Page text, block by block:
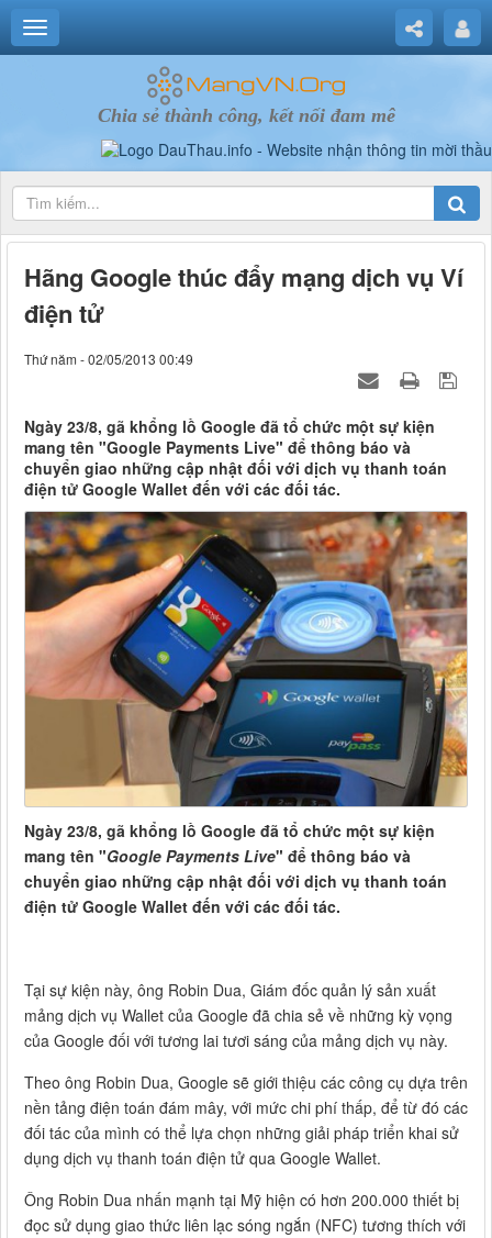
Chia sẻ thành công, kết nối đam mê
Hãng Google thúc đẩy mạng dịch vụ Ví
điện tử
Thứ năm - 02/05/2013 00:49
Ngày 23/8, gã khổng lồ Google đã tổ chức một sự kiện
mang tên "Google Payments Live" để thông báo và
chuyển giao những cập nhật đối với dịch vụ thanh toán
điện tử Google Wallet đến với các đối tác.
Ngày 23/8, gã khổng lồ Google đã tổ chức một sự kiện
mang tên "Google Payments Live" để thông báo và
chuyển giao những cập nhật đối với dịch vụ thanh toán
điện tử Google Wallet đến với các đối tác.
Tại sự kiện này, ông Robin Dua, Giám đốc quản lý sản xuất
mảng dịch vụ Wallet của Google đã chia sẻ về những kỳ vọng
của Google đối với tương lai tươi sáng của mảng dịch vụ này.
Theo ông Robin Dua, Google sẽ giới thiệu các công cụ dựa trên
nền tảng điện toán đám mây, với mức chi phí thấp, để từ đó các
đối tác của mình có thể lựa chọn những giải pháp triển khai sử
dụng dịch vụ thanh toán điện tử qua Google Wallet.
Ông Robin Dua nhấn mạnh tại Mỹ hiện có hơn 200.000 thiết bị
đọc sử dụng giao thức liên lạc sóng ngắn (NFC) tương thích với